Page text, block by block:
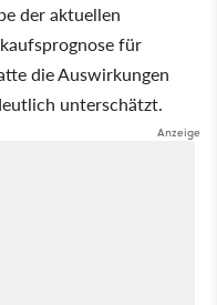
der aktuellen
für
die Auswirkungen
unterschätzt.